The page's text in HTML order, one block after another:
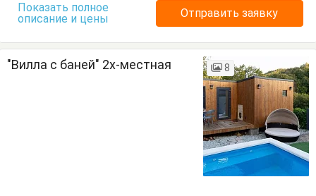
Показать полное
описание и цены
Отправить заявку
"Вилла с баней" 2х-местная 8